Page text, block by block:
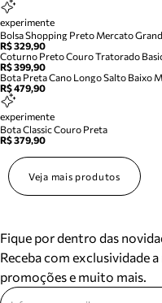
experimente
Bolsa Shopping Preto Mercato
R$ 329,90
Coturno Preto Couro Tratorado
R$ 399,90
Bota Preta Cano Longo Salto Baixo
R$ 479,90
experimente
Bota Classic Couro Preta
R$ 379,90
Veja mais produtos
Fique por dentro das
Receba com exclusividade
promoções e muito mais.